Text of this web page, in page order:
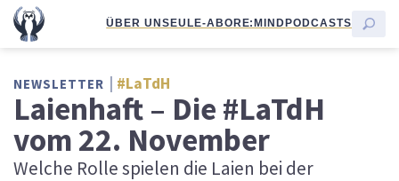
ÜBER UNSEULE-ABORE:MINDPODCASTS
NEWSLETTER #LaTdH
Laienhaft – Die #LaTdH
vom 22. November
Welche Rolle spielen die Laien bei der